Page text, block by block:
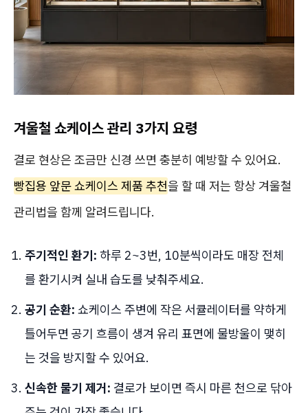
겨울철 쇼케이스 관리 3가지 요령
결로 현상은 조금만 신경 쓰면 충분히 예방할 수 있어요.
빵집용 앞문 쇼케이스 제품 추천을 할 때 저는 항상 겨울철
관리법을 함께 알려드립니다.
주기적인 환기: 하루 2~3번, 10분씩이라도 매장 전체
를 환기시켜 실내 습도를 낮춰주세요.
공기 순환: 쇼케이스 주변에 작은 서큘레이터를 약하게
틀어두면 공기 흐름이 생겨 유리 표면에 물방울이 맺히
는 것을 방지할 수 있어요.
신속한 물기 제거: 결로가 보이면 즉시 마른 천으로 닦아